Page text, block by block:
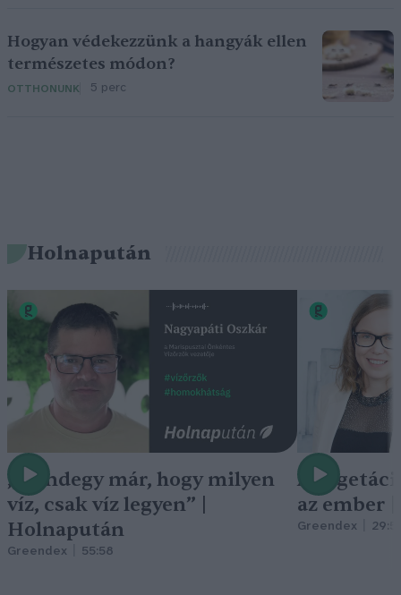
Hogyan védekezzünk a hangyák ellen
természetes módon?
OTTHONUNK 5 perc
Holnapután
„Mindegy már, hogy milyen
víz, csak víz legyen” |
Holnapután
Greendex 55:58
A
az ember
Greendex